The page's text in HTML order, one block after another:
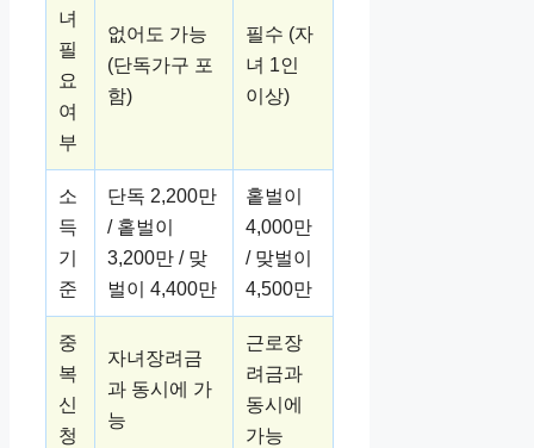
녀
필
요
여
부
없어도 가능
(단독가구 포
함)
필수 (자
녀 1인
이상)
소
득
기
준
단독 2,200만
/ 홑벌이
3,200만 / 맞
벌이 4,400만
홑벌이
4,000만
/ 맞벌이
4,500만
중
복
신
청
자녀장려금
과 동시에 가
능
근로장
려금과
동시에
가능